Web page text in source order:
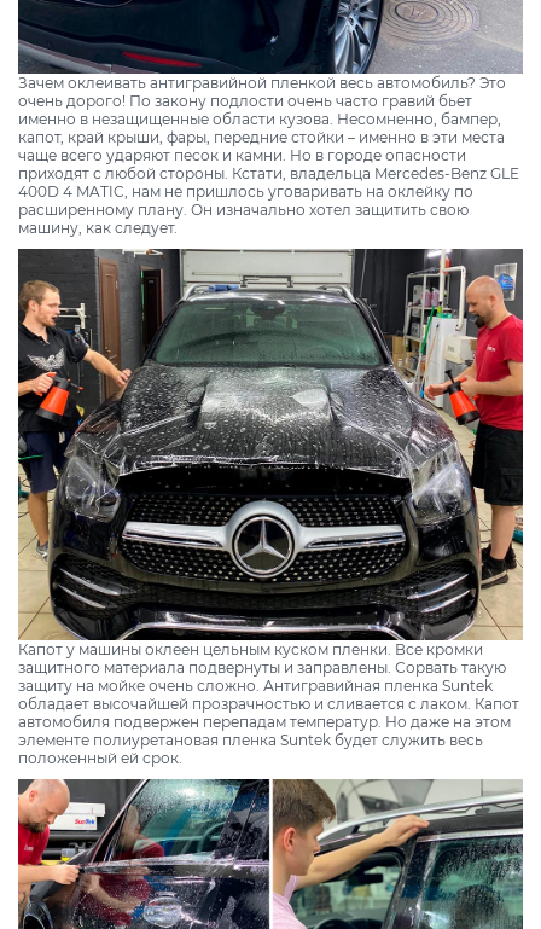
Зачем оклеивать антигравийной пленкой весь автомобиль? Это
очень дорого! По закону подлости очень часто гравий бьет
именно в незащищенные области кузова. Несомненно, бампер,
капот, край крыши, фары, передние стойки – именно в эти места
чаще всего ударяют песок и камни. Но в городе опасности
приходят с любой стороны. Кстати, владельца Mercedes-Benz GLE
400D 4 MATIC, нам не пришлось уговаривать на оклейку по
расширенному плану. Он изначально хотел защитить свою
машину, как следует.
Капот у машины оклеен цельным куском пленки. Все кромки
защитного материала подвернуты и заправлены. Сорвать такую
защиту на мойке очень сложно. Антигравийная пленка Suntek
обладает высочайшей прозрачностью и сливается с лаком. Капот
автомобиля подвержен перепадам температур. Но даже на этом
элементе полиуретановая пленка Suntek будет служить весь
положенный ей срок.